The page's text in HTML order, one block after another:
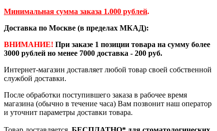
Минимальная сумма заказа 1.000 рублей.
Доставка по Москве (в пределах МКАД):
ВНИМАНИЕ! При заказе 1 позиции товара на сумму более
3000 рублей но менее 7000 доставка - 200 руб.
Интернет-магазин доставляет любой товар своей собственной
службой доставки.
После обработки поступившего заказа в рабочее время
магазина (обычно в течение часа) Вам позвонит наш оператор
и уточнит параметры доставки товара.